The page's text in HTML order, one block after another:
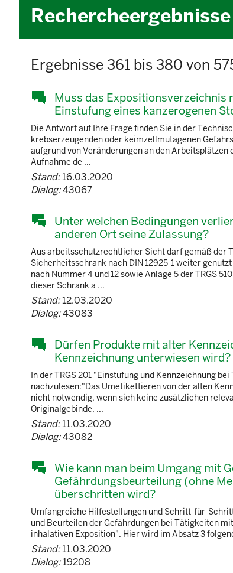
Rechercheergebnisse
Ergebnisse 361 bis 380 von
Muss das Expositionsverzeichnis
Einstufung eines kanzerogenen
Die Antwort auf Ihre Frage finden Sie in der
krebserzeugenden oder keimzellmutagenen
aufgrund von Veränderungen an den
Aufnahme de ...
Stand:16.03.2020
Dialog:43067
Unter welchen Bedingungen
anderen Ort seine Zulassung?
Aus arbeitsschutzrechtlicher Sicht darf gemäß der
Sicherheitsschrank nach DIN 12925-1 weiter
nach Nummer 4 und 12 sowie Anlage 5 der TRGS
dieser Schrank a ...
Stand:12.03.2020
Dialog:43083
Dürfen Produkte mit alter
Kennzeichnung unterwiesen wird?
In der TRGS 201 "Einstufung und Kennzeichnung
nachzulesen:"Das Umetikettieren von der alten
nicht notwendig, wenn sich keine zusätzlichen
Originalgebinde, ...
Stand:11.03.2020
Dialog:43082
Wie kann man beim Umgang mit
Gefährdungsbeurteilung (ohne
überschritten wird?
Umfangreiche Hilfestellungen und Schritt-für-
und Beurteilen der Gefährdungen bei Tätigkeiten
inhalativen Exposition". Hier wird im Absatz 3
Stand:11.03.2020
Dialog:19208